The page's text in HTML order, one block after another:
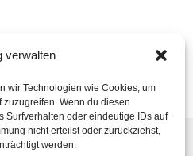
verwalten
wir Technologien wie Cookies, um
Wenn du diesen
Surfverhalten oder eindeutige IDs auf
nicht erteilst oder zurückziehst,
werden.